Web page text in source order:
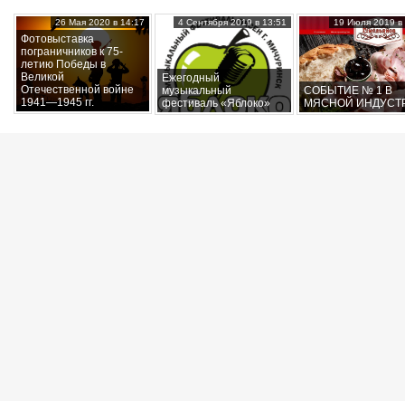
Фотовыставка
пограничников к 75-
летию Победы в
Великой
Отечественной войне
1941—1945 гг.
26 Мая 2020 в 14:17
Ежегодный
музыкальный
фестиваль «Яблоко»
4 Сентября 2019 в 13:51
СОБЫТИЕ № 1 В
МЯСНОЙ
19 Июля 2019 в